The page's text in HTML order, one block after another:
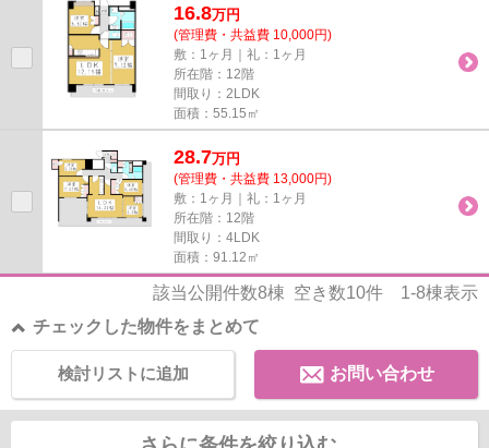
16.8万円
(管理費・共益費 10,000円)
敷：1ヶ月｜礼：1ヶ月
所在階：12階
間取り：2LDK
面積：55.15㎡
28.7万円
(管理費・共益費 13,000円)
敷：1ヶ月｜礼：1ヶ月
所在階：12階
間取り：4LDK
面積：91.12㎡
該当公開件数8棟 空き数10件 1-8棟表示
チェックした物件をまとめて
お問い合わせ
検討リストに追加